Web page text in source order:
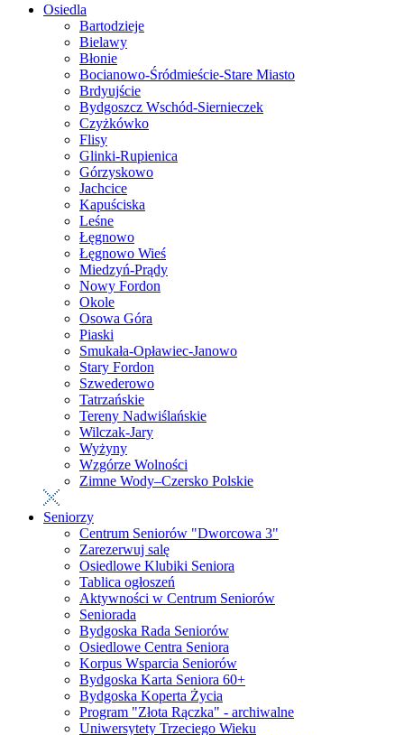
Osiedla
Bartodzieje
Bielawy
Błonie
Bocianowo-Śródmieście-Stare Miasto
Brdyujście
Bydgoszcz Wschód-Siernieczek
Czyżkówko
Flisy
Glinki-Rupienica
Górzyskowo
Jachcice
Kapuściska
Leśne
Łęgnowo
Łęgnowo Wieś
Miedzyń-Prądy
Nowy Fordon
Okole
Osowa Góra
Piaski
Smukała-Opławiec-Janowo
Stary Fordon
Szwederowo
Tatrzańskie
Tereny Nadwiślańskie
Wilczak-Jary
Wyżyny
Wzgórze Wolności
Zimne Wody–Czersko Polskie
Seniorzy
Centrum Seniorów "Dworcowa 3"
Zarezerwuj salę
Osiedlowe Klubiki Seniora
Tablica ogłoszeń
Aktywności w Centrum Seniorów
Seniorada
Bydgoska Rada Seniorów
Osiedlowe Centra Seniora
Korpus Wsparcia Seniorów
Bydgoska Karta Seniora 60+
Bydgoska Koperta Życia
Program "Złota Rączka" - archiwalne
Uniwersytety Trzeciego Wieku